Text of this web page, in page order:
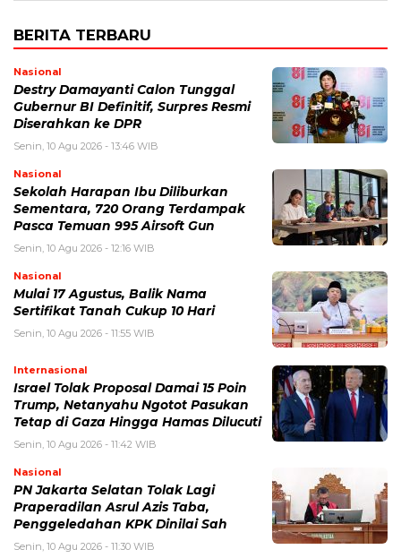
BERITA TERBARU
Nasional
Destry Damayanti Calon Tunggal
Gubernur BI Definitif, Surpres Resmi
Diserahkan ke DPR
Senin, 10 Agu 2026 - 13:46 WIB
Nasional
Sekolah Harapan Ibu Diliburkan
Sementara, 720 Orang Terdampak
Pasca Temuan 995 Airsoft Gun
Senin, 10 Agu 2026 - 12:16 WIB
Nasional
Mulai 17 Agustus, Balik Nama
Sertifikat Tanah Cukup 10 Hari
Senin, 10 Agu 2026 - 11:55 WIB
Internasional
Israel Tolak Proposal Damai 15 Poin
Trump, Netanyahu Ngotot Pasukan
Tetap di Gaza Hingga Hamas Dilucuti
Senin, 10 Agu 2026 - 11:42 WIB
Nasional
PN Jakarta Selatan Tolak Lagi
Praperadilan Asrul Azis Taba,
Penggeledahan KPK Dinilai Sah
Senin, 10 Agu 2026 - 11:30 WIB